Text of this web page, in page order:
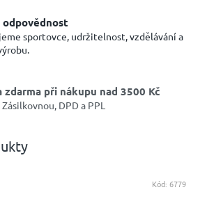
odpovědnost
sportovce, udržitelnost, vzdělávání a
zdarma při nákupu nad 3500 Kč
DPD a PPL
Kód: 6779